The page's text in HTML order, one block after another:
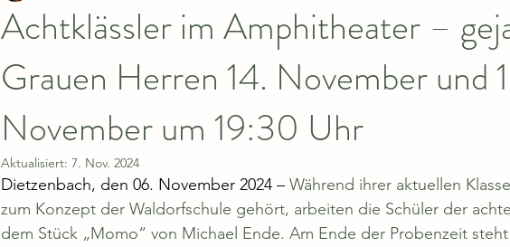
Achtklässler im Amphitheater –
Grauen Herren 14. November und
November um 19:30 Uhr
Aktualisiert: 7. Nov. 2024
Dietzenbach, den 06. November 2024 – Während ihrer aktuellen
zum Konzept der Waldorfschule gehört, arbeiten die Schüler der
dem Stück „Momo“ von Michael Ende. Am Ende der Probenzeit